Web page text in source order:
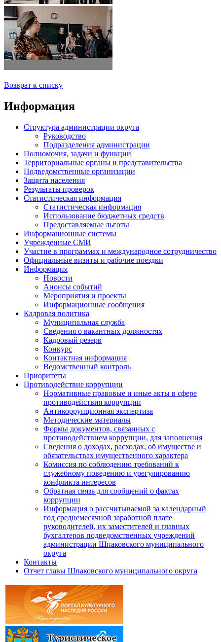
Возврат к списку
Информация
Структура администрации округа
Руководство
Подразделения администрации
Полномочия, задачи и функции
Территориальные органы и представительства
Подведомственные организации
Защита населения
Результаты проверок
Статистическая информация
Статистическая информация
Использование бюджетных средств
Предоставляемые льготы
Информационные системы
Учрежденные СМИ
Участие в программах и международное сотрудничество
Официальные визиты и рабочие поездки
Информация
Новости
Анонсы событий
Мероприятия и проекты
Информационные сообщения
Кадровая политика
Муниципальная служба
Сведения о вакантных должностях
Кадровый резерв
Конкурс
Контактная информация
Ведомственный контроль
Приоритеты
Противодействие коррупции
Нормативные правовые и иные акты в сфере
противодействия коррупции
Антикоррупционная экспертиза
Методические материалы
Формы документов, связанных с
противодействием коррупции, для заполнения
Сведения о доходах, расходах, об имуществе и
обязательствах имущественного характера
Комиссия по соблюдению требований к
служебному поведению и урегулированию
конфликта интересов
Обратная связь для сообщений о фактах
коррупции
Информация о рассчитываемой за календарный
год среднемесячной заработной плате
руководителей, их заместителей и главных
бухгалтеров подведомственных учреждений
администрации Шпаковского муниципального
округа
Контакты
Отчет главы Шпаковского муниципального округа